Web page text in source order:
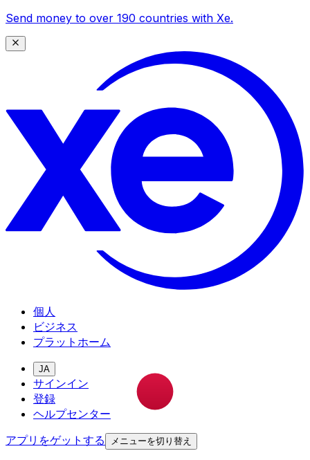
Send money to over 190 countries with Xe.
個人
ビジネス
プラットホーム
JA
サインイン
登録
ヘルプセンター
アプリをゲットする
メニューを切り替え